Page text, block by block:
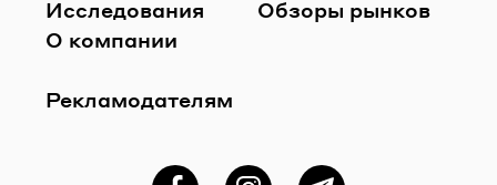
Исследования
О компании
Рекламодателям
Обзоры рынков